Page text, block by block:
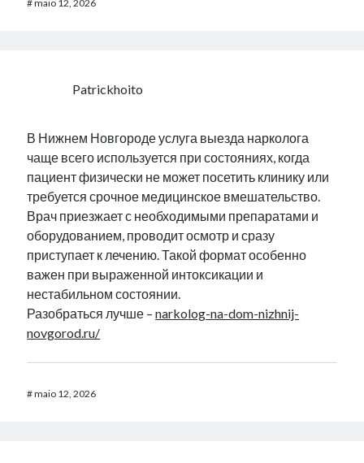
#maio 12, 2026
Patrickhoito
В Нижнем Новгороде услуга выезда нарколога
чаще всего используется при состояниях, когда
пациент физически не может посетить клинику или
требуется срочное медицинское вмешательство.
Врач приезжает с необходимыми препаратами и
оборудованием, проводит осмотр и сразу
приступает к лечению. Такой формат особенно
важен при выраженной интоксикации и
нестабильном состоянии.
Разобраться лучше –narkolog-na-dom-nizhnij-
novgorod.ru/
#maio 12, 2026